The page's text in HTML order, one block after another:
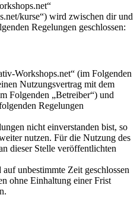
kurse“) wird zwischen dir und
Regelungen geschlossen:
Workshops.net“ (im Folgenden
Nutzungsvertrag mit dem
Folgenden „Betreiber“) und
Regelungen
nicht einverstanden bist, so
nutzen. Für die Nutzung des
dieser Stelle veröffentlichten
unbestimmte Zeit geschlossen
ohne Einhaltung einer Frist